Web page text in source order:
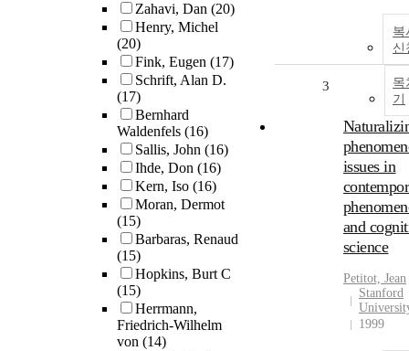
Zahavi, Dan (20)
Henry, Michel
(20)
Fink, Eugen (17)
Schrift, Alan D.
(17)
Bernhard
Waldenfels (16)
Sallis, John (16)
Ihde, Don (16)
Kern, Iso (16)
Moran, Dermot
(15)
Barbaras, Renaud
(15)
Hopkins, Burt C
(15)
Herrmann,
Friedrich-Wilhelm
von (14)
복
신
목
기
3
issues in
and
science
Petitot, Jean
Stanford
1999